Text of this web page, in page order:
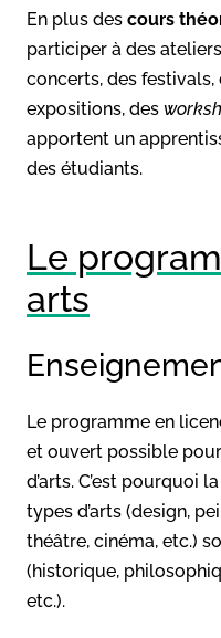
En plus des cours
participer à des
concerts, des festivals,
expositions, des
apportent un
des étudiants.
Le
arts
Le programme en
et ouvert possible
d’arts. C’est pourquoi
types d’arts (design,
théâtre, cinéma, etc.)
(historique,
etc.).